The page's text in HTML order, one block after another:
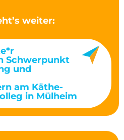
weiter:
Schwerpunkt
und
am Käthe-
in Mülheim